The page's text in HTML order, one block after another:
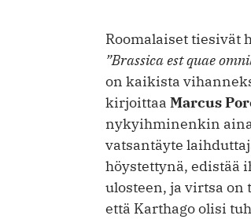
Roomalaiset tiesivät
”Brassica est quae
on kaikista
kirjoittaa Marcus
nykyihminenkin
vatsantäyte
höystettynä, edistää
ulosteen, ja virtsa on
että Karthago olisi